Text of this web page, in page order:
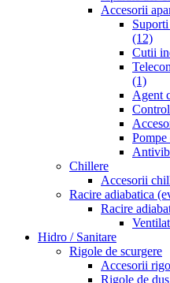
Accesorii
(12)
Cutii
(1)
Agent
Pompe
Chillere
Accesorii
Racire adiabatica
Racire
Hidro / Sanitare
Rigole de scurgere
Accesorii
Rigole de dus